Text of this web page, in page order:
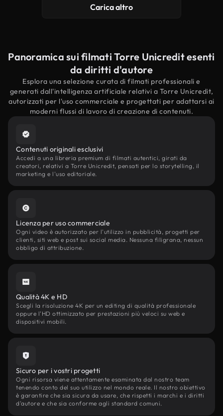
Carica altro
Panoramica sui filmati Torre Unicredit esenti
da diritti d'autore
Esplora una selezione curata di filmati professionali e
generati dall'intelligenza artificiale relativi a Torre Unicredit,
autorizzati per l'uso commerciale e progettati per adattarsi ai
moderni flussi di lavoro di creazione di contenuti.
Contenuti originali esclusivi
Accedi a una libreria premium di filmati autentici, girati da
creatori, relativi a Torre Unicredit, pensati per lo storytelling, il
marketing e l'uso editoriale.
Licenza per uso commerciale
Ogni video è autorizzato per l'utilizzo in pubblicità, progetti per
clienti, siti web e post sui social media. Nessuna filigrana, nessun
obbligo di attribuzione.
Qualità 4K e HD
Scegli la risoluzione 4K per un editing di qualità professionale
oppure l'HD ottimizzato per prestazioni più veloci su web e
dispositivi mobili.
Sicuro per i vostri progetti
Ogni risorsa viene attentamente esaminata dal nostro team
tenendo conto del suo utilizzo nel mondo reale. Il nostro obiettivo
è garantire che sia sicura da usare, che rispetti i marchi e i diritti
d'autore e che sia conforme agli standard comuni.